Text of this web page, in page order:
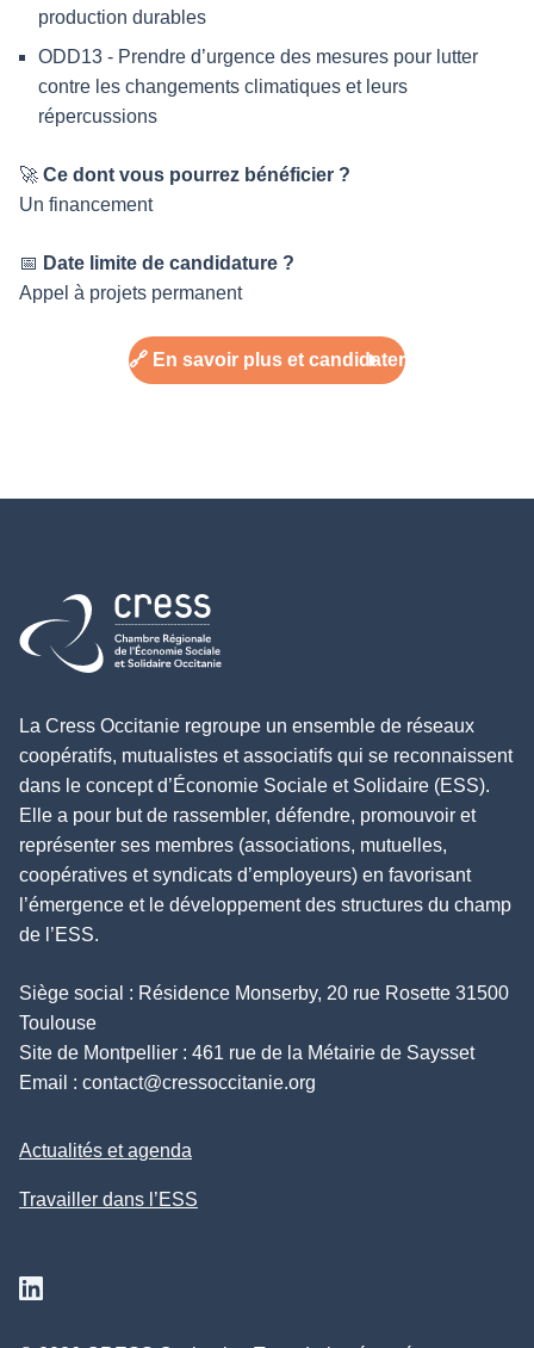
production durables
ODD13 - Prendre d’urgence des mesures pour lutter
contre les changements climatiques et leurs
répercussions
🚀 Ce dont vous pourrez bénéficier ?
Un financement
📅 Date limite de candidature ?
Appel à projets permanent
🔗 En savoir plus et candidater
Retour à l'accueil
La Cress Occitanie regroupe un ensemble de réseaux
coopératifs, mutualistes et associatifs qui se reconnaissent
dans le concept d’Économie Sociale et Solidaire (ESS).
Elle a pour but de rassembler, défendre, promouvoir et
représenter ses membres (associations, mutuelles,
coopératives et syndicats d’employeurs) en favorisant
l’émergence et le développement des structures du champ
de l’ESS.
Siège social : Résidence Monserby, 20 rue Rosette 31500
Toulouse
Site de Montpellier : 461 rue de la Métairie de Saysset
Email : contact@cressoccitanie.org
Actualités et agenda
Travailler dans l’ESS